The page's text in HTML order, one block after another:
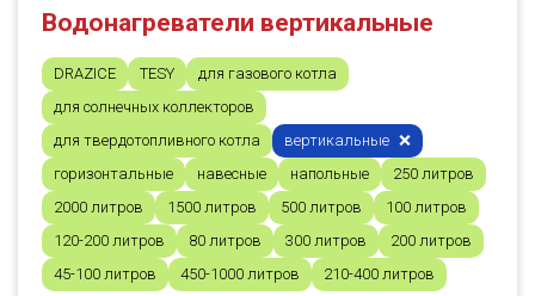
Водонагреватели вертикальные
DRAZICE TESY
для газового котла
для солнечных коллекторов
для твердотопливного котла
вертикальные
горизонтальные
навесные напольные
250 литров
2000 литров
1500 литров 500 литров
100 литров
120-200 литров
80 литров 300 литров
200 литров
45-100 литров
450-1000 литров 210-400 литров